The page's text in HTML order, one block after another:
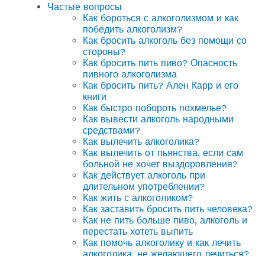
Частые вопросы
Как бороться с алкоголизмом и как
победить алкоголизм?
Как бросить алкоголь без помощи со
стороны?
Как бросить пить пиво? Опасность
пивного алкоголизма
Как бросить пить? Ален Карр и его
книги
Как быстро побороть похмелье?
Как вывести алкоголь народными
средствами?
Как вылечить алкоголика?
Как вылечить от пьянства, если сам
больной не хочет выздоровления?
Как действует алкоголь при
длительном употреблении?
Как жить с алкоголиком?
Как заставить бросить пить человека?
Как не пить больше пиво, алкоголь и
перестать хотеть выпить
Как помочь алкоголику и как лечить
алкоголика, не желающего лечиться?